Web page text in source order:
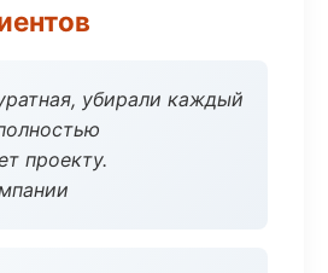
убирали каждый
проекту.